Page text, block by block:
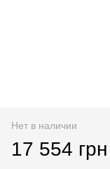
Нет в наличии
17 554 грн